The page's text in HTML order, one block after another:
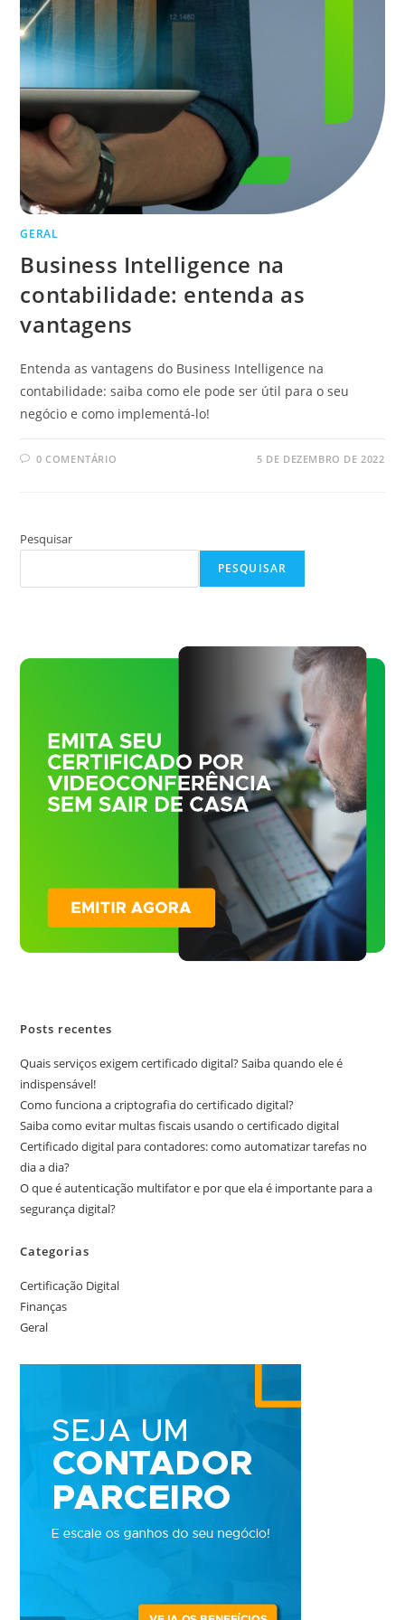
GERAL
Business Intelligence na
contabilidade: entenda as
vantagens
Entenda as vantagens do Business Intelligence na
contabilidade: saiba como ele pode ser útil para o seu
negócio e como implementá-lo!
0 COMENTÁRIO 5 DE DEZEMBRO DE 2022
Pesquisar
PESQUISAR
Posts recentes
Quais serviços exigem certificado digital? Saiba quando ele é
indispensável!
Como funciona a criptografia do certificado digital?
Saiba como evitar multas fiscais usando o certificado digital
Certificado digital para contadores: como automatizar tarefas no
dia a dia?
O que é autenticação multifator e por que ela é importante para a
segurança digital?
Categorias
Certificação Digital
Finanças
Geral